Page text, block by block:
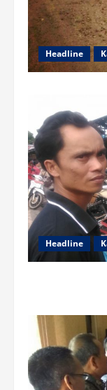
Headline
Headline